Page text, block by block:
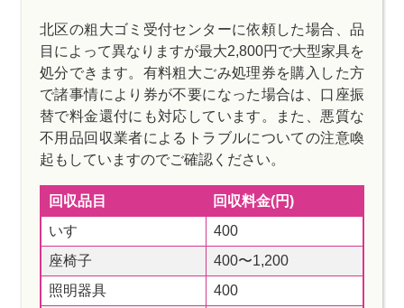
北区の粗大ゴミ受付センターに依頼した場合、品
目によって異なりますが最大2,800円で大型家具を
処分できます。有料粗大ごみ処理券を購入した方
で諸事情により券が不要になった場合は、口座振
替で料金還付にも対応しています。また、悪質な
不用品回収業者によるトラブルについての注意喚
起もしていますのでご確認ください。
回収品目
回収料金(円)
いす
400
座椅子
400〜1,200
照明器具
400